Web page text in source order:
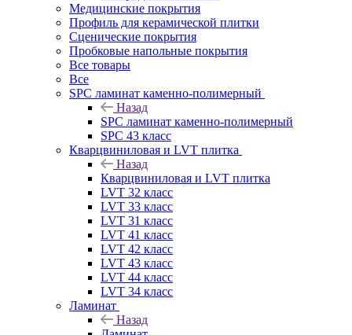
Медицинские покрытия
Профиль для керамической плитки
Сценические покрытия
Пробковые напольные покрытия
Все товары
Все
SPC ламинат каменно-полимерный
Назад
SPC ламинат каменно-полимерный
SPC 43 класс
Кварцвиниловая и LVT плитка
Назад
Кварцвиниловая и LVT плитка
LVT 32 класс
LVT 33 класс
LVT 31 класс
LVT 41 класс
LVT 42 класс
LVT 43 класс
LVT 44 класс
LVT 34 класс
Ламинат
Назад